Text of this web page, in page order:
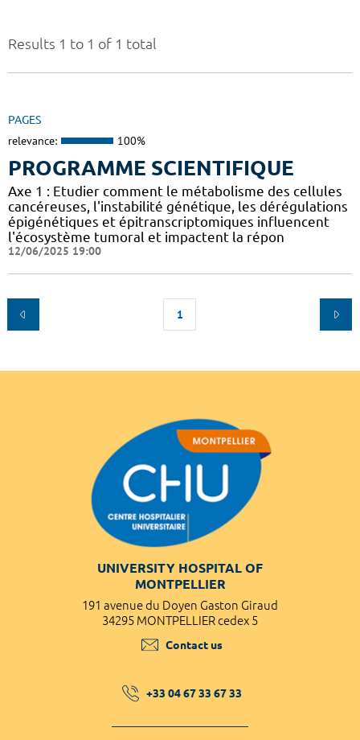
Results 1 to 1 of 1 total
PAGES
relevance: 100%
PROGRAMME SCIENTIFIQUE
Axe 1 : Etudier comment le métabolisme des cellules
cancéreuses, l'instabilité génétique, les dérégulations
épigénétiques et épitranscriptomiques influencent
l'écosystème tumoral et impactent la répon
12/06/2025 19:00
1
UNIVERSITY HOSPITAL OF
MONTPELLIER
191 avenue du Doyen Gaston Giraud
34295 MONTPELLIER cedex 5
Contact us
+33 04 67 33 67 33